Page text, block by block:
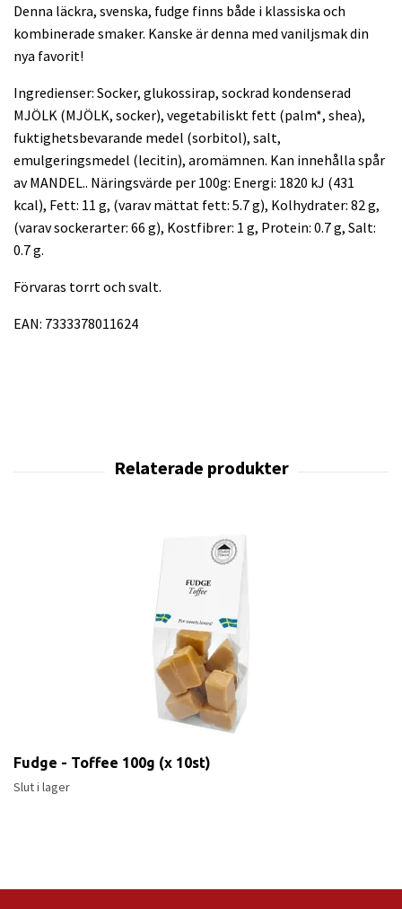
Denna läckra, svenska, fudge finns både i klassiska och
kombinerade smaker. Kanske är denna med vaniljsmak din
nya favorit!
Ingredienser: Socker, glukossirap, sockrad kondenserad
MJÖLK (MJÖLK, socker), vegetabiliskt fett (palm*, shea),
fuktighetsbevarande medel (sorbitol), salt,
emulgeringsmedel (lecitin), aromämnen. Kan innehålla spår
av MANDEL.. Näringsvärde per 100g: Energi: 1820 kJ (431
kcal), Fett: 11 g, (varav mättat fett: 5.7 g), Kolhydrater: 82 g,
(varav sockerarter: 66 g), Kostfibrer: 1 g, Protein: 0.7 g, Salt:
0.7 g.
Förvaras torrt och svalt.
EAN: 7333378011624
Fudge - Toffee 100g (x 10st)
Slut i lager